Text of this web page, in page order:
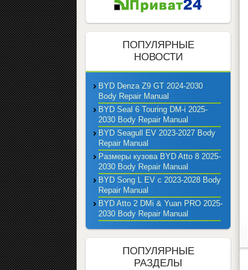
ПОПУЛЯРНЫЕ
НОВОСТИ
BYD Denza Z9 GT 2024-2030
Body Repair Manual
BYD Seal 6 Touring DM-i 2025-
2030 Body Repair Manual
BYD Seagull EV 2023-2027 Body
Repair Manual
Размеры кузова BYD Atto 8 2025-
2030 Body Repair Manual
BYD Song L EV с 2023-2028 Body
Repair Manual
BYD Atto 2 DMi & Yuan PRO 2025-
2030 Body Repair Manual
ПОПУЛЯРНЫЕ
РАЗДЕЛЫ